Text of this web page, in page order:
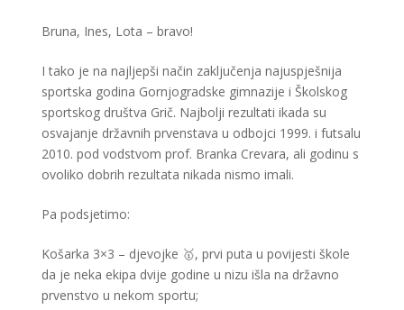
Bruna, Ines, Lota – bravo!
I tako je na najljepši način zaključenja najuspješnija
sportska godina Gornjogradske gimnazije i Školskog
sportskog društva Grič. Najbolji rezultati ikada su
osvajanje državnih prvenstava u odbojci 1999. i futsalu
2010. pod vodstvom prof. Branka Crevara, ali godinu s
ovoliko dobrih rezultata nikada nismo imali.
Pa podsjetimo:
Košarka 3×3 – djevojke 🥇, prvi puta u povijesti škole
da je neka ekipa dvije godine u nizu išla na državno
prvenstvo u nekom sportu;